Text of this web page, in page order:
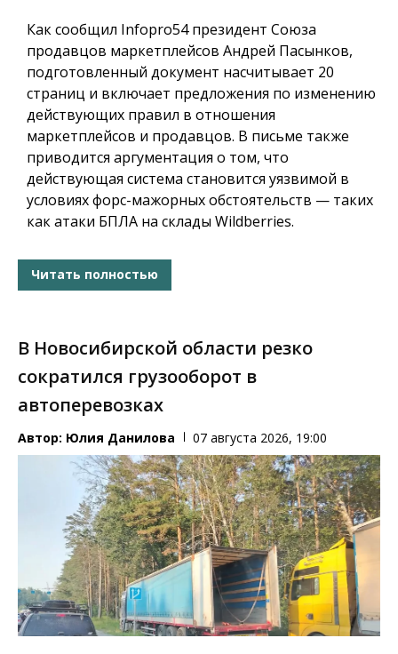
Как сообщил Infopro54президент Союза
продавцов маркетплейсов Андрей Пасынков,
подготовленный документ насчитывает 20
страниц и включает предложения по изменению
действующих правил в отношения
маркетплейсов и продавцов. В письме также
приводится аргументация о том, что
действующая система становится уязвимой в
условиях форс-мажорных обстоятельств — таких
как атаки БПЛА на склады Wildberries.
Читать полностью
В Новосибирской области резко
сократился грузооборот в
автоперевозках
Автор: Юлия Данилова 07 августа 2026, 19:00